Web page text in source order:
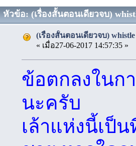
หัวข้อ: (เรื่องสั้นตอนเดียวจบ)
(เรื่องสั้นตอนเดียวจบ)
« เมื่อ27-06-2017 14:57:35 »
ข้อตกลงในก
นะครับ
เล้าแห่งนี้เป็